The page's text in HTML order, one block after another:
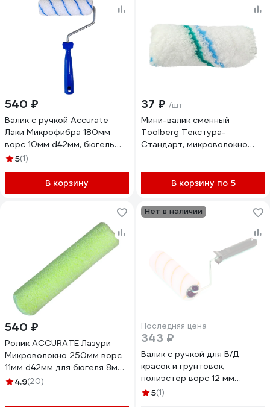
540 ₽
Валик с ручкой Accurate
Лаки Микрофибра 180мм
ворс 10мм d42мм, бюгель
8мм 18042708
5(1)
В корзину
37 ₽ /шт
Мини-валик сменный
Toolberg Текстура-
Стандарт, микроволокно
В корзину по 5
540 ₽
Ролик ACCURATE Лазури
Микроволокно 250мм ворс
11мм d42мм для бюгеля 8мм
25042500
4.9(20)
Нет в наличии
Последняя цена
343 ₽
Валик с ручкой для В/Д
красок и грунтовок,
полиэстер ворс 12 мм
41х180мм COLOR
5(1)